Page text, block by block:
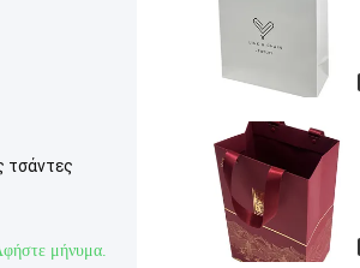
τσάντες
μήνυμα.